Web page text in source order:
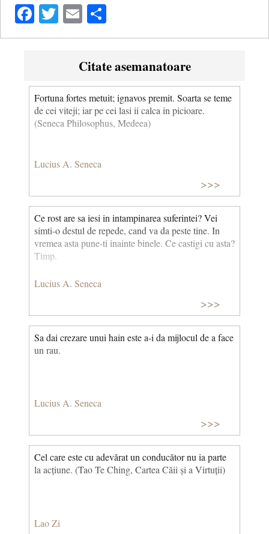
Facebook
Twitter
Email
Citate asemanatoare
Fortuna fortes metuit; ignavos premit. Soarta se teme
de cei viteji; iar pe cei lasi ii calca in picioare.
(Seneca Philosophus, Medeea)
Lucius A. Seneca
>>>
Ce rost are sa iesi in intampinarea suferintei? Vei
simti-o destul de repede, cand va da peste tine. In
vremea asta pune-ti inainte binele. Ce castigi cu asta?
Timp.
Lucius A. Seneca
>>>
Sa dai crezare unui hain este a-i da mijlocul de a face
un rau.
Lucius A. Seneca
>>>
Cel care este cu adevărat un conducător nu ia parte
la acțiune. (Tao Te Ching, Cartea Căii și a Virtuții)
Lao Zi